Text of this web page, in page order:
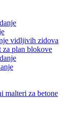
vidljivih zidova
za plan blokove
malteri za betone